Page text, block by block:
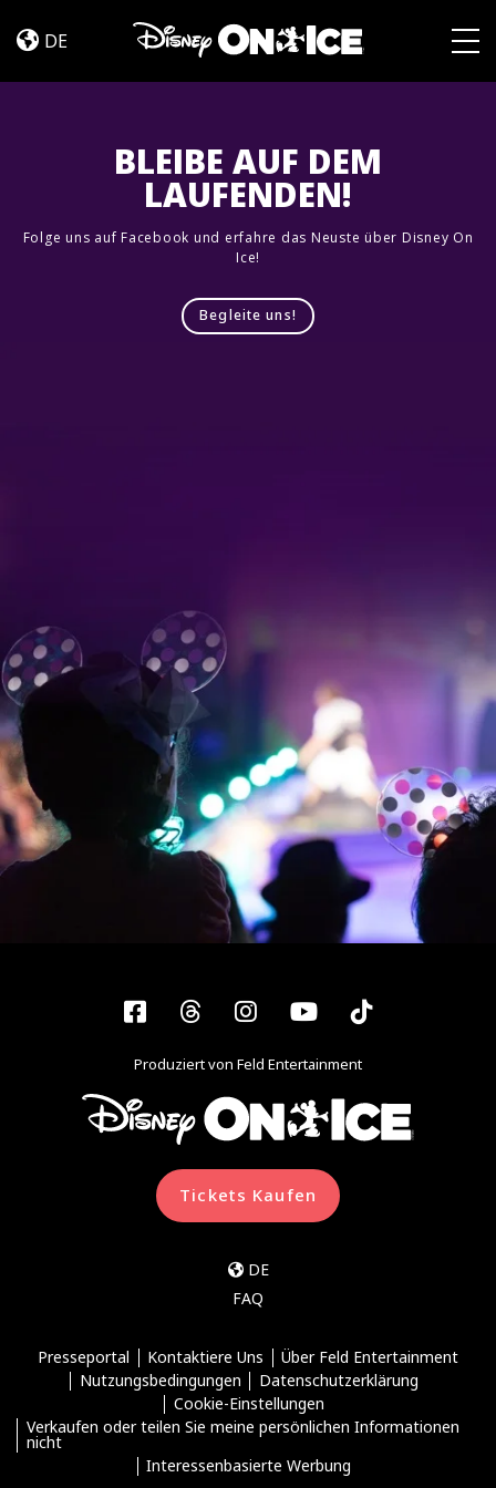
Dance
DE
BLEIBE AUF DEM
LAUFENDEN!
Folge uns auf Facebook und erfahre das Neuste über Disney On
Ice!
Begleite uns!
Facebook
ThreadsInstagram
YouTubeTiktok
Produziert von Feld Entertainment
Tickets Kaufen
DE
FAQ
Presseportal Kontaktiere Uns
Über Feld Entertainment
Nutzungsbedingungen
Datenschutzerklärung
Cookie-Einstellungen
Verkaufen oder teilen Sie meine persönlichen Informationen
nicht
Interessenbasierte Werbung